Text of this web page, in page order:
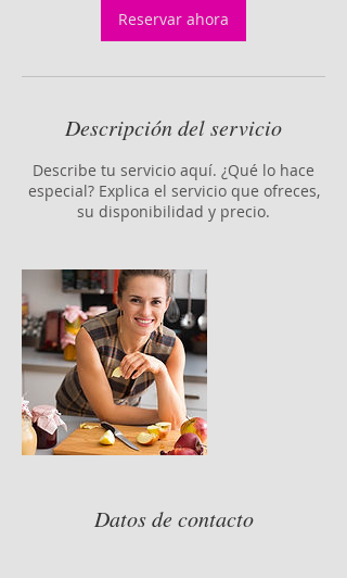
Reservar ahora
Descripción del servicio
Describe tu servicio aquí. ¿Qué lo hace
especial? Explica el servicio que ofreces,
su disponibilidad y precio.
Datos de contacto